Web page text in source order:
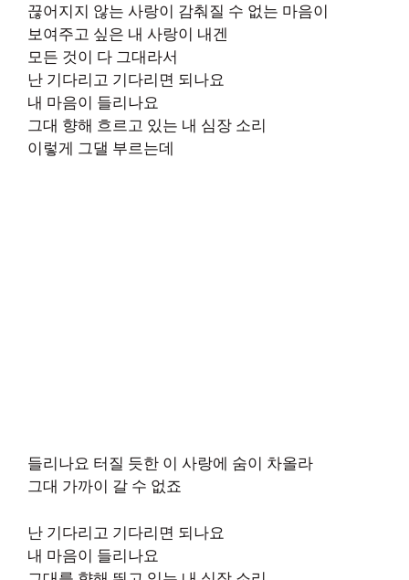
끊어지지 않는 사랑이 감춰질 수 없는 마음이
보여주고 싶은 내 사랑이 내겐
모든 것이 다 그대라서
난 기다리고 기다리면 되나요
내 마음이 들리나요
그대 향해 흐르고 있는 내 심장 소리
이렇게 그댈 부르는데
들리나요 터질 듯한 이 사랑에 숨이 차올라
그대 가까이 갈 수 없죠
난 기다리고 기다리면 되나요
내 마음이 들리나요